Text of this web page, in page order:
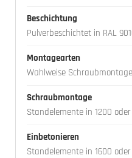
Beschichtung
Pulverbeschichtet in RAL
Montagearten
Wahlweise
Schraubmontage
Standelemente in 1200
Einbetonieren
Standelemente in 1600